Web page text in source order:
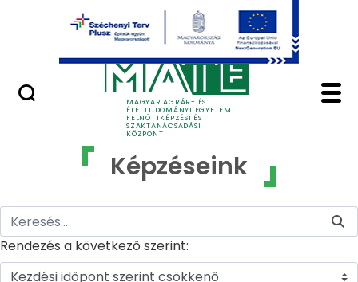
Ugrás a fő tartalomhoz
MAGYAR AGRÁR- ÉS
ÉLETTUDOMÁNYI EGYETEM
FELNŐTTKÉPZÉSI ÉS
SZAKTANÁCSADÁSI
KÖZPONT
Képzéseink - MATE
Képzéseink
Rendezés a következő szerint:
Kezdési időpont szerint csökkenő